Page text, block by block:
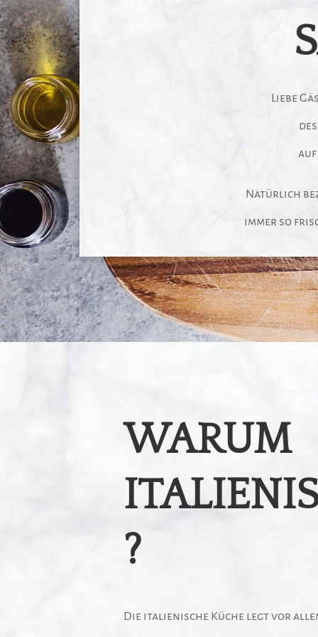
Liebe
auf
Natürlich
immer so
WARUM
?
Die italienische Küche legt vor